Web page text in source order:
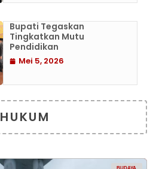
Bupati Tegaskan
Tingkatkan Mutu
Pendidikan
Mei 5, 2026
HUKUM